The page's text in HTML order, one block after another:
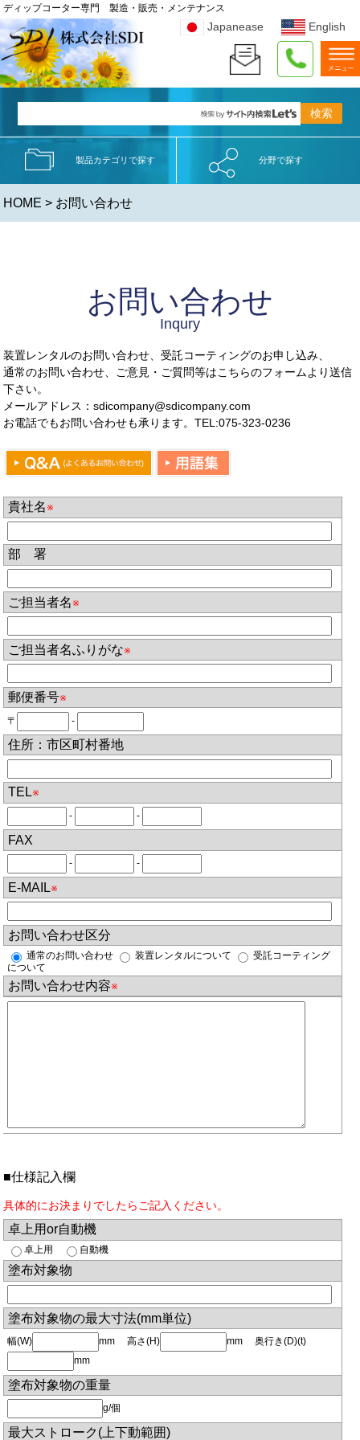
ディップコーター専門 製造・販売・メンテナンス
Japanease English
製品カテゴリで探す 分野で探す
HOME > お問い合わせ
お問い合わせ
Inqury
装置レンタルのお問い合わせ、受託コーティングのお申し込み、
通常のお問い合わせ、ご意見・ご質問等はこちらのフォームより送信
下さい。
メールアドレス：sdicompany@sdicompany.com
お電話でもお問い合わせも承ります。TEL:075-323-0236
貴社名※
部 署
ご担当者名※
ご担当者名ふりがな※
郵便番号※
〒 -
住所：市区町村番地
TEL※
- -
FAX
- -
E-MAIL※
お問い合わせ区分
通常のお問い合わせ 装置レンタルについて
受託コーティング
について
お問い合わせ内容※
■仕様記入欄
具体的にお決まりでしたらご記入ください。
卓上用or自動機
卓上用 自動機
塗布対象物
塗布対象物の最大寸法(mm単位)
幅(W) mm 高さ(H)
mm 奥行き(D)(t)
mm
塗布対象物の重量
g/個
最大ストローク(上下動範囲)